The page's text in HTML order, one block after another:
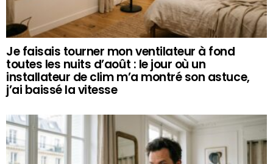
Je faisais tourner mon ventilateur à fond
toutes les nuits d’août : le jour où un
installateur de clim m’a montré son astuce,
j’ai baissé la vitesse